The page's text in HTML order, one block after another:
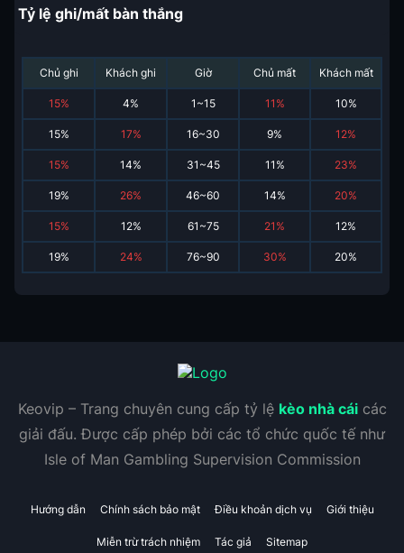
Tỷ lệ ghi/mất bàn thắng
Chủ ghi Khách ghi Giờ Chủ mất Khách mất
15% 4% 1~15 11 % 10%
15% 17% 16~30 9% 12%
15% 14% 31~45 11 % 23%
19% 26% 46~60 14% 20%
15% 12% 61~75 21 % 12%
19% 24% 76~90 30% 20%
Keovip – Trang chuyên cung cấp tỷ lệ kèo nhà cáicác
giải đấu. Được cấp phép bởi các tổ chức quốc tế như
Isle of Man Gambling Supervision Commission
Hướng dẫn Chính sách bảo mật Điều khoản dịch vụ Giới thiệu
Miễn trừ trách nhiệm Tác giả Sitemap